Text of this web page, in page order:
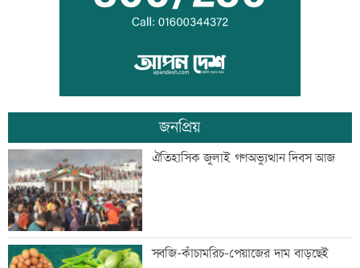
আওয়ামী লীগের সঙ্গে গণতন্ত্র যায় না: মির্জা
ফখরুল
ডেপুটি ম্যানেজার চেয়ে ব্র্যাকে নিয়োগ
‘আমার স্বপ্ন আপনাদের কাছে দিয়ে গেলাম’
জনপ্রিয়
ঐতিহাসিক জুলাই গণঅভ্যুত্থান দিবস আজ
সবজি-কাঁচামরিচ-পেয়াজের দাম বাড়ছেই